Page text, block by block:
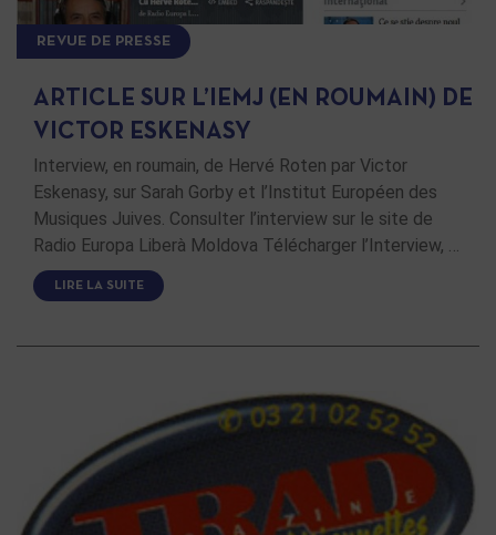
REVUE DE PRESSE
ARTICLE SUR L’IEMJ (EN ROUMAIN) DE
VICTOR ESKENASY
Interview, en roumain, de Hervé Roten par Victor
Eskenasy, sur Sarah Gorby et l’Institut Européen des
Musiques Juives. Consulter l’interview sur le site de
Radio Europa Liberà Moldova Télécharger l’Interview, …
LIRE LA SUITE